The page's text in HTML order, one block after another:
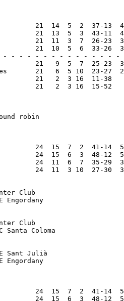
21  14  5  2
21  13  5  3  43-11
21  11  3  7
21  10  5  6
- - - - - - - - - - - - - -
21   9  5  7
21   6  5 10  23-27
21   2  3 16  11-38
21   2  3 16
robin
24  15  7  2  41-14
24  15  6  3  48-12
24  11  6  7  35-29
24  11  3 10  27-30
1 Inter Club
Engordany
0 Inter Club
Santa Coloma
Sant Julià
UE Engordany
24  15  7  2  41-14
24  15  6  3  48-12